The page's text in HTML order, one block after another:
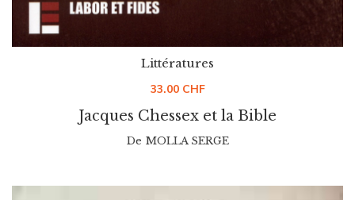
Jacques Chessex et la Bible
Littératures
33.00 CHF
De MOLLA SERGE